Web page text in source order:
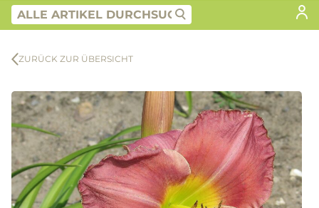
ZURÜCK ZUR ÜBERSICHT